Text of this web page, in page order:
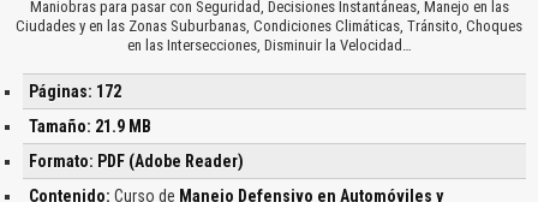
Maniobras para pasar con Seguridad, Decisiones Instantáneas, Manejo en las
Ciudades y en las Zonas Suburbanas, Condiciones Climáticas, Tránsito, Choques
en las Intersecciones, Disminuir la Velocidad…
Páginas: 172
Tamaño: 21.9 MB
Formato: PDF (Adobe Reader)
Contenido: Curso de Manejo Defensivo en Automóviles y